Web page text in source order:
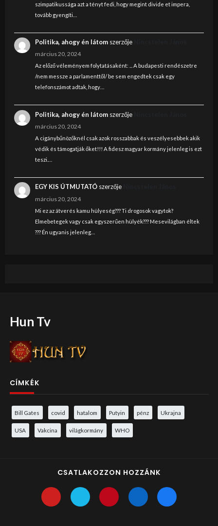
szimpatikussága azt a tényt fedi, hogy megint divide et impera,
tovább gyengíti…
Politika, ahogy én látomszerzője
március 20, 2024
Az előző véleményem folytatásaként: ... A budapesti rendészetre
/nem messze a parlamenttől/ be sem engedtek csak egy
telefonszámot adtak, hogy…
Politika, ahogy én látomszerzője
március 20, 2024
A cigánybűnözőknél csak azok rosszabbak és veszélyesebbek akik
védik és támogatják őket!!! A fidesz magyar kormány jelenleg is ezt
teszi.…
EGY KIS ÚTMUTATÓszerzője
március 20, 2024
Mi ez az átverés kamu hülyeség??? Ti drogosok vagytok?
Elmebetegek vagy csak egyszerűen hülyék??? Mesevilágban éltek
??? Én ugyanis jelenleg…
Hun Tv
CÍMKÉK
Bill Gates covid hatalom Putyin pénz Ukrajna
USA Vakcina világkormány WHO
CSATLAKOZZON HOZZÁNK